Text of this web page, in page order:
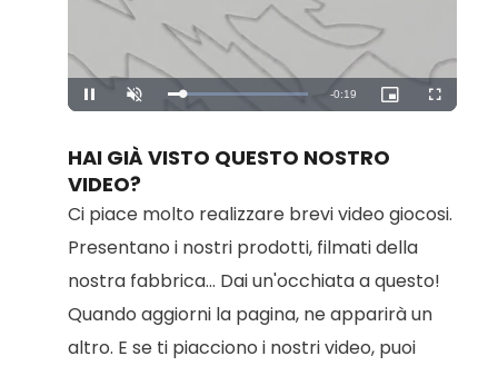
Pause Unmute Loaded:
Remaining
-0:19
Picture-
in-
Fullscreen
HAI GIÀ VISTO QUESTO NOSTRO
VIDEO?
Ci piace molto realizzare brevi video giocosi.
Presentano i nostri prodotti, filmati della
nostra fabbrica... Dai un'occhiata a questo!
Quando aggiorni la pagina, ne apparirà un
altro. E se ti piacciono i nostri video, puoi